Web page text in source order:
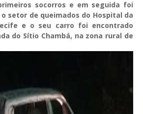
socorros e em seguida foi
setor de queimados do Hospital da
e o seu carro foi encontrado
do Sítio Chambá, na zona rural de